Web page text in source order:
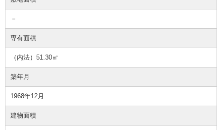
－
専有面積
（内法）51.30㎡
築年月
1968年12月
建物面積